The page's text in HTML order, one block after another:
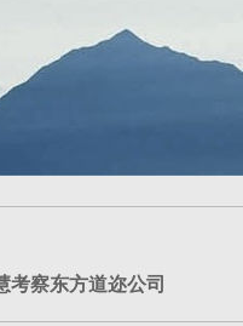
考察东方道迩公司